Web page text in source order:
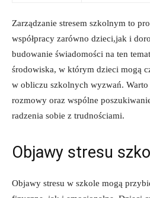
Zarządzanie stresem szkolnym to
współpracy zarówno dzieci,jak i
budowanie świadomości na ten
środowiska, w którym dzieci mogą⁢
w obliczu szkolnych wyzwań. Warto
rozmowy oraz wspólne
radzenia sobie z trudnościami.
Objawy​ stresu
Objawy stresu w szkole‍ mogą